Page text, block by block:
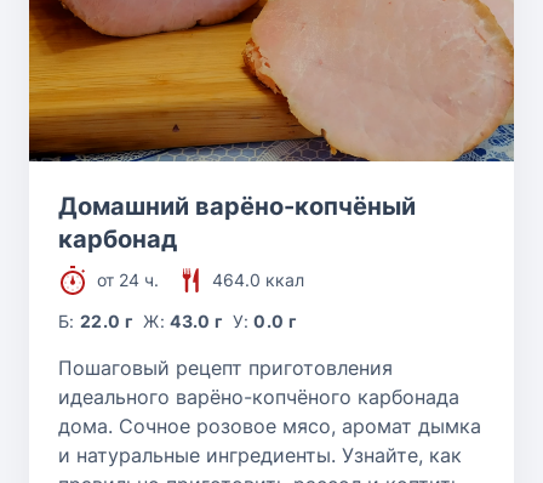
Домашний варёно-копчёный
карбонад
от 24 ч.
464.0 ккал
Б:22.0 г Ж:43.0 г У:0.0 г
Пошаговый рецепт приготовления
идеального варёно-копчёного карбонада
дома. Сочное розовое мясо, аромат дымка
и натуральные ингредиенты. Узнайте, как